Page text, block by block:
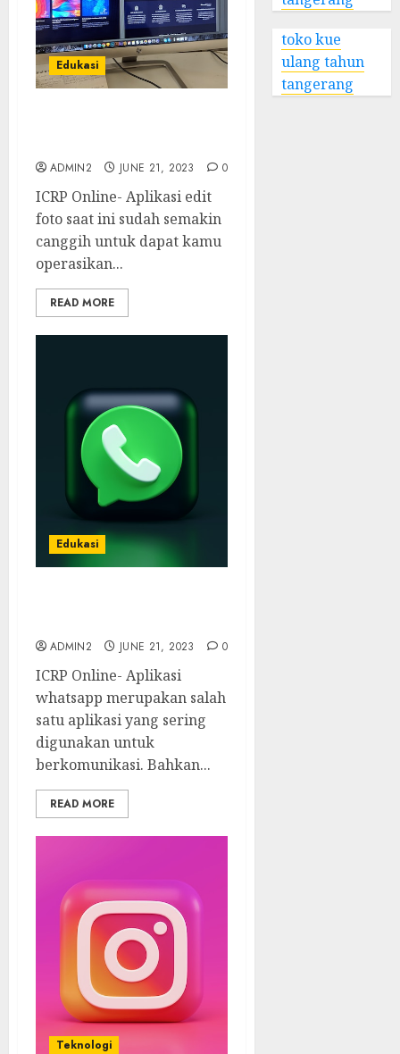
Edukasi
ADMIN2 JUNE 21, 2023 0
ICRP Online- Aplikasi edit
foto saat ini sudah semakin
canggih untuk dapat kamu
operasikan...
READ MORE
Edukasi
ADMIN2 JUNE 21, 2023 0
ICRP Online- Aplikasi
whatsapp merupakan salah
satu aplikasi yang sering
digunakan untuk
berkomunikasi. Bahkan...
READ MORE
Teknologi
toko kue
ulang tahun
tangerang